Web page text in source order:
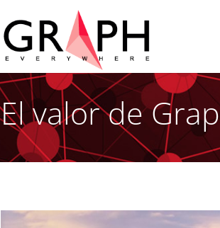
El valor de